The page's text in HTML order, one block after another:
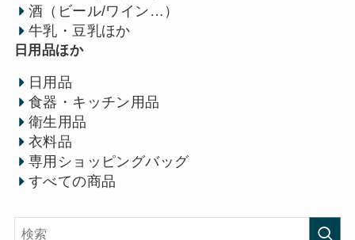
酒（ビール/ワイン…）
牛乳・豆乳ほか
日用品ほか
日用品
食器・キッチン用品
衛生用品
衣料品
専用ショッピングバッグ
すべての商品